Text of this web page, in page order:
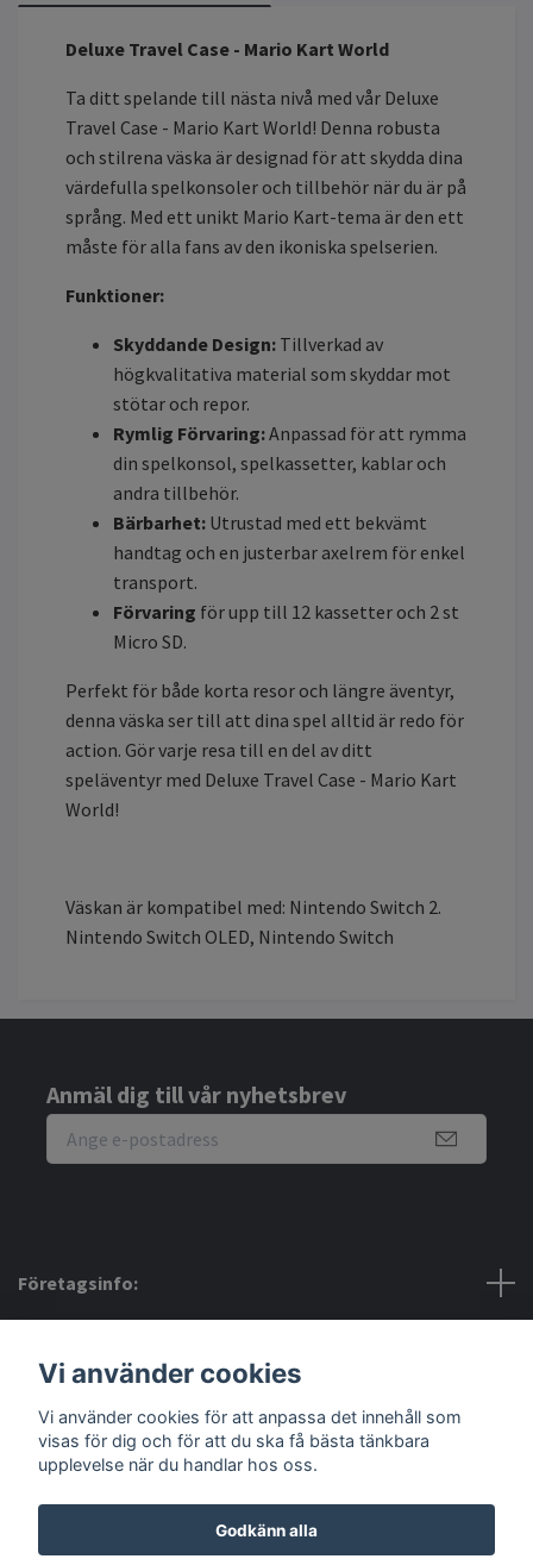
Deluxe Travel Case - Mario Kart World
Ta ditt spelande till nästa nivå med vår Deluxe
Travel Case - Mario Kart World! Denna robusta
och stilrena väska är designad för att skydda dina
värdefulla spelkonsoler och tillbehör när du är på
språng. Med ett unikt Mario Kart-tema är den ett
måste för alla fans av den ikoniska spelserien.
Funktioner:
Skyddande Design: Tillverkad av
högkvalitativa material som skyddar mot
stötar och repor.
Rymlig Förvaring:Anpassad för att rymma
din spelkonsol, spelkassetter, kablar och
andra tillbehör.
Bärbarhet: Utrustad med ett bekvämt
handtag och en justerbar axelrem för enkel
transport.
Förvaring för upp till 12 kassetter och 2 st
Micro SD.
Perfekt för både korta resor och längre äventyr,
denna väska ser till att dina spel alltid är redo för
action. Gör varje resa till en del av ditt
speläventyr med Deluxe Travel Case - Mario Kart
World!
Väskan är kompatibel med: Nintendo Switch 2.
Nintendo Switch OLED, Nintendo Switch
Anmäl dig till vår nyhetsbrev
Företagsinfo:
Sociala medier
Vi använder cookies
Vi använder cookies för att anpassa det innehåll som
visas för dig och för att du ska få bästa tänkbara
upplevelse när du handlar hos oss.
Godkänn alla